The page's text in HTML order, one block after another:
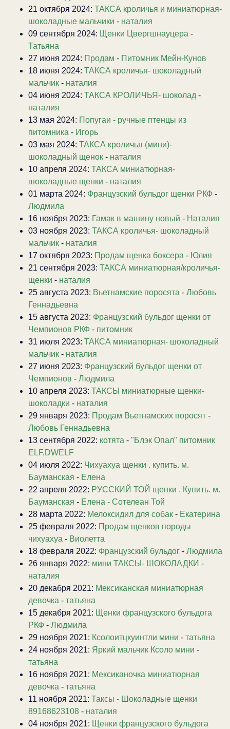
21 октября 2024: ТАКСА кроличья и миниатюрная-
шоколадные мальчики - наталия
09 сентября 2024: Щенки Цвергшнауцера -
Татьяна
27 июня 2024: Продам - Питомник Мейн-Кунов
18 июня 2024: ТАКСА кроличья- шоколадный
мальчик - наталия
04 июня 2024: ТАКСА КРОЛИЧЬЯ- шоколад -
наталия
13 мая 2024: Попугаи - ручные птенцы из
питомника - Игорь
03 мая 2024: ТАКСА кроличья (мини)-
шоколадный щенок - наталия
10 апреля 2024: ТАКСА миниатюрная-
шоколадные щенки - наталия
01 марта 2024: Французский бульдог щенки РКФ -
Людмила
16 ноября 2023: Гамак в машину новый - Наталия
03 ноября 2023: ТАКСА кроличья- шоколадный
мальчик - наталия
17 октября 2023: Продам щенка боксера - Юлия
21 сентября 2023: ТАКСА миниатюрная/кроличья-
щенки - наталия
25 августа 2023: Вьетнамские поросята - Любовь
Геннадьевна
15 августа 2023: Французский бульдог щенки от
Чемпионов РКФ - питомник
31 июля 2023: ТАКСА миниатюрная- шоколадный
мальчик - наталия
27 июня 2023: Французский бульдог щенки от
Чемпионов - Людмила
10 апреля 2023: ТАКСЫ миниатюрные щенки-
шоколадки - наталия
29 января 2023: Продам Вьетнамских поросят -
Любовь Геннадьевна
13 сентября 2022: котята - "Блэк Опал" питомник
ELF,DWELF
04 июля 2022: Чихуахуа щенки . купить. м.
Бауманская - Елена
22 апреля 2022: РУССКИЙ ТОЙ щенки . Купить. м.
Бауманская - Елена - Сотелеан Той
28 марта 2022: Мелоксидил для собак - Екатерина
25 февраля 2022: Продам щенков породы
чихуахуа - Виолетта
18 февраля 2022: Французский бульдог - Людмила
26 января 2022: мини ТАКСЫ- ШОКОЛАДКИ -
наталия
20 декабря 2021: Мексиканская миниатюрная
девочка - татьяна
15 декабря 2021: Щенки французского бульдога
РКФ - Людмила
29 ноября 2021: Ксолоитцкуинтли мини - татьяна
24 ноября 2021: Яркий мальчик Ксоло мини -
татьяна
16 ноября 2021: Мексиканочка миниатюрная
девочка - татьяна
11 ноября 2021: Таксы - Шоколадные щенки
89168623108 - наталия
04 ноября 2021: Щенки французского бульдога